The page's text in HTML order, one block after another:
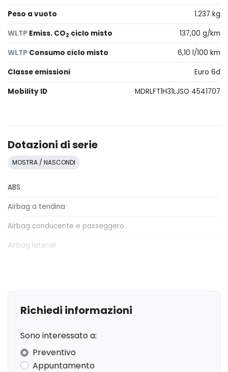
Peso a vuoto
1.237 kg
WLTP Emiss. CO2 ciclo misto
137,00 g/km
WLTP Consumo ciclo misto
6,10 l/100 km
Classe emissioni
Euro 6d
Mobility ID
MDRLFT1H31LJSO 4541707
Dotazioni di serie
MOSTRA / NASCONDI
ABS
Airbag a tendina
Airbag conducente e passeggero
Airbag laterali
Antifurto
Bluetooth®
Richiedi informazioni
Sono interessato a:
Preventivo
Appuntamento